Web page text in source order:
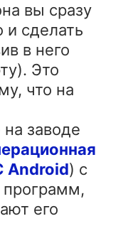
вы сразу
и сделать
в него
Это
что на
заводе
Android) с
его